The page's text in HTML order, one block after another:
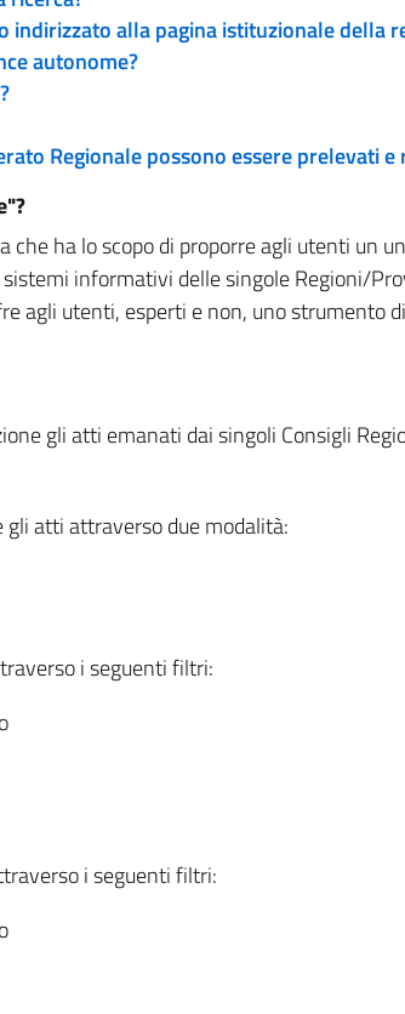
alla pagina istituzionale della
autonome?
Regionale possono essere prelevati
che ha lo scopo di proporre agli utenti un
informativi delle singole Regioni/
agli utenti, esperti e non, uno strumento
gli atti emanati dai singoli Consigli
gli atti attraverso due modalità:
i seguenti filtri:
i seguenti filtri: